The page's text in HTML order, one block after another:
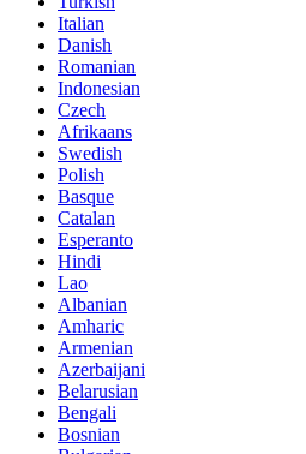
Italian
Danish
Romanian
Indonesian
Czech
Afrikaans
Swedish
Polish
Basque
Catalan
Esperanto
Hindi
Lao
Albanian
Amharic
Armenian
Azerbaijani
Belarusian
Bengali
Bosnian